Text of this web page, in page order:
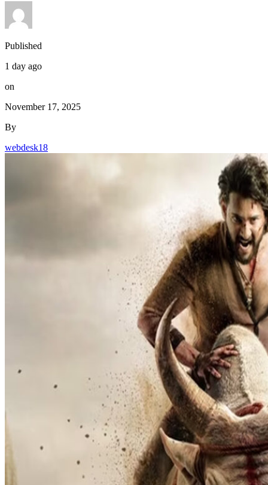
Published
1 day ago
on
November 17, 2025
By
webdesk18